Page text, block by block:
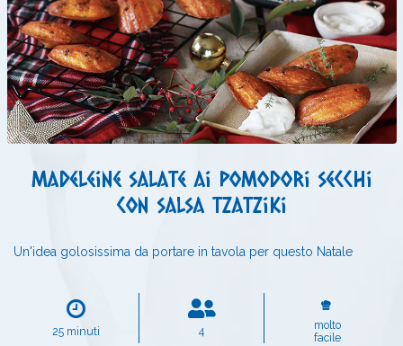
Madeleine salate ai pomodori secchi
con salsa tzatziki
Un'idea golosissima da portare in tavola per questo Natale
25 minuti 4
molto
facile